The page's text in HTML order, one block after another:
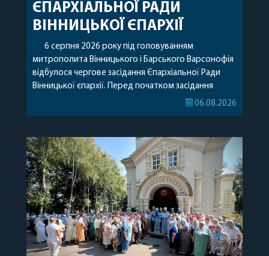
ЄПАРХІАЛЬНОЇ РАДИ
ВІННИЦЬКОЇ ЄПАРХІЇ
6 серпня 2026 року під головуванням
митрополита Вінницького і Барського Варсонофія
відбулося чергове засідання Єпархіальної Ради
Вінницької єпархії. Перед початком засідання
секретар Єпархіальної Ради від імені членів Ради
побажавши йому міцного здоров’я, Божої
допомоги, миру, духовної радості та
благословенних успіхів у подальшому
архіпастирському служінні. […]
06.08.2026